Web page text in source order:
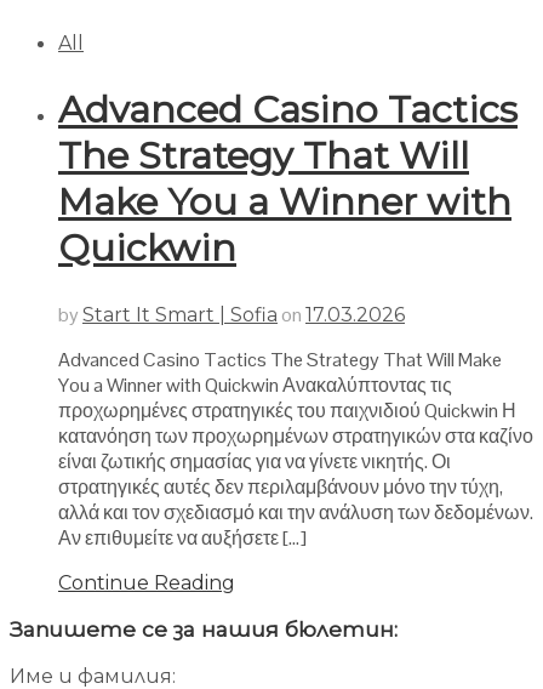
All
Advanced Casino Tactics
The Strategy That Will
Make You a Winner with
Quickwin
by Start It Smart | Sofia on 17.03.2026
Advanced Casino Tactics The Strategy That Will Make
You a Winner with Quickwin Ανακαλύπτοντας τις
προχωρημένες στρατηγικές του παιχνιδιού Quickwin Η
κατανόηση των προχωρημένων στρατηγικών στα καζίνο
είναι ζωτικής σημασίας για να γίνετε νικητής. Οι
στρατηγικές αυτές δεν περιλαμβάνουν μόνο την τύχη,
αλλά και τον σχεδιασμό και την ανάλυση των δεδομένων.
Αν επιθυμείτε να αυξήσετε […]
Continue Reading
Запишете се за нашия бюлетин:
Име и фамилия: